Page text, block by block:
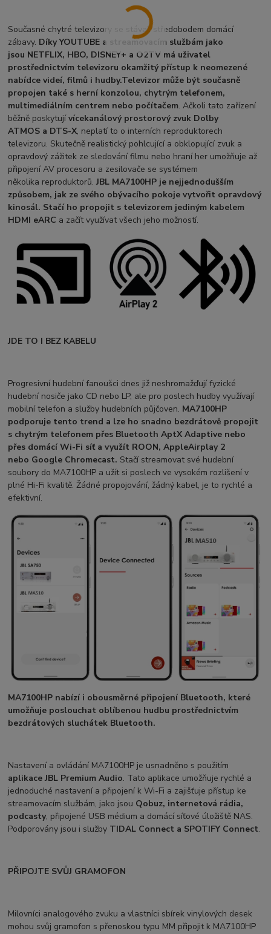
Současné chytré televizory se stávají středobodem domácí
zábavy. Díky YOUTUBE a streamovacím službám jako
jsou NETFLIX, HBO, DISNEY+ a O2TV má uživatel
prostřednictvím televizoru okamžitý přístup k neomezené
nabídce videí, filmů i hudby.Televizor může být současně
propojen také s herní konzolou, chytrým telefonem,
multimediálním centrem nebo počítačem. Ačkoli tato zařízení
běžně poskytujívícekanálový prostorový zvuk Dolby
ATMOS a DTS-X, neplatí to o interních reproduktorech
televizoru. Skutečně realistický pohlcující a obklopující zvuk a
opravdový zážitek ze sledování filmu nebo hraní her umožňuje až
připojení AV procesoru a zesilovače se systémem
několika reproduktorů.JBL MA7100HP je nejjednodušším
způsobem, jak ze svého obývacího pokoje vytvořit opravdový
kinosál. Stačí ho propojit s televizorem jediným kabelem
HDMI eARC a začít využívat všech jeho možností.
JDE TO I BEZ KABELU
Progresivní hudební fanoušci dnes již neshromažďují fyzické
hudební nosiče jako CD nebo LP, ale pro poslech hudby využívají
mobilní telefon a služby hudebních půjčoven. MA7100HP
podporuje tento trend a lze ho snadno bezdrátově propojit
s chytrým telefonem přes Bluetooth AptX Adaptive nebo
přes domácí Wi-Fi síť a využít ROON, AppleAirplay 2
nebo Google Chromecast. Stačí streamovat své hudební
soubory do MA7100HP a užít si poslech ve vysokém rozlišení v
plné Hi-Fi kvalitě. Žádné propojování, žádný kabel, je to rychlé a
efektivní.
MA7100HP nabízí i obousměrné připojení Bluetooth, které
umožňuje poslouchat oblíbenou hudbu prostřednictvím
bezdrátových sluchátek Bluetooth.
Nastavení a ovládání MA7100HP je usnadněno s použitím
aplikace JBL Premium Audio. Tato aplikace umožňuje rychlé a
jednoduché nastavení a připojení k Wi-Fi a zajišťuje přístup ke
streamovacím službám, jako jsou Qobuz, internetová rádia,
podcasty, připojené USB médium a domácí síťové úložiště NAS.
Podporovány jsou i služby TIDAL Connect a SPOTIFY Connect.
PŘIPOJTE SVŮJ GRAMOFON
Milovníci analogového zvuku a vlastníci sbírek vinylových desek
mohou svůj gramofon s přenoskou typu MM připojit k MA7100HP